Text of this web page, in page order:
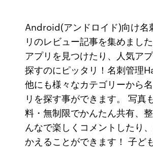
Android(アンドロイド)向け名
リのレビュー記事を集めまし
アプリを見つけたり、人気ア
探すのにピッタリ！名刺管理
他にも様々なカテゴリーから
リを探す事ができます。 写真
料・無制限でかんたん共有、
んなで楽しくコメントしたり
かえることができます！ 子ど